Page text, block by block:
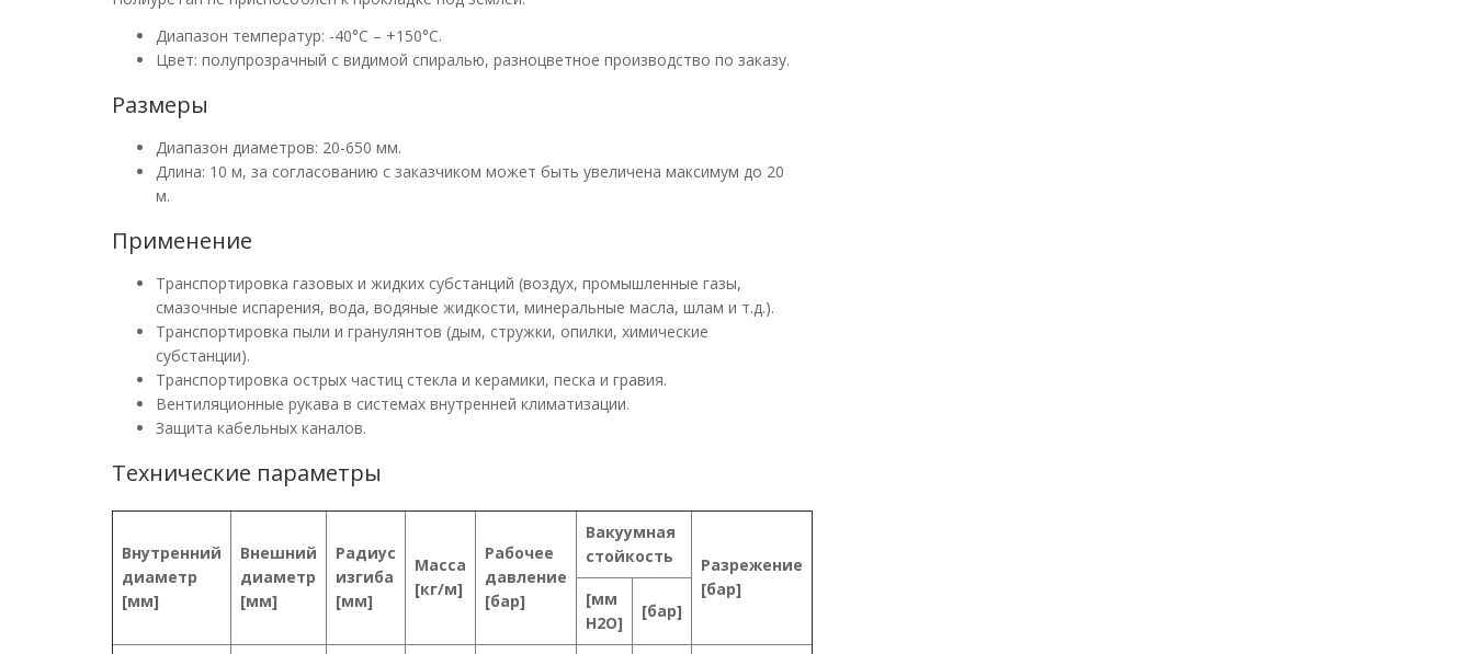
Диапазон температур: -40°С – +150°С.
Цвет: полупрозрачный с видимой спиралью, разноцветное производство по заказу.
Размеры
Диапазон диаметров: 20-650 мм.
Длина: 10 м, за согласованию с заказчиком может быть увеличена максимум до 20
м.
Применение
Транспортировка газовых и жидких субстанций (воздух, промышленные газы,
смазочные испарения, вода, водяные жидкости, минеральные масла, шлам и т.д.).
Транспортировка пыли и гранулянтов (дым, стружки, опилки, химические
субстанции).
Транспортировка острых частиц стекла и керамики, песка и гравия.
Вентиляционные рукава в системах внутренней климатизации.
Защита кабельных каналов.
Технические параметры
Внутренний
диаметр
[мм]
Внешний
диаметр
[мм]
Радиус
изгиба
[мм]
Масса
[кг/м]
Рабочее
давление
[бар]
Вакуумная
стойкость
Разрежение
[бар]
[мм
H2O]
[бар]